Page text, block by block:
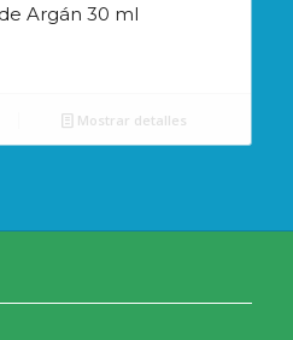
Argán 30 ml
Mostrar detalles